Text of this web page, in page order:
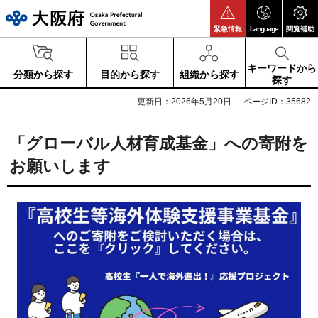
緊急情報 Language 閲覧補助
分類から探す 目的から探す 組織から探す
キーワードから
探す
更新日：2026年5月20日 ページID：35682
「グローバル人材育成基金」への寄附を
お願いします